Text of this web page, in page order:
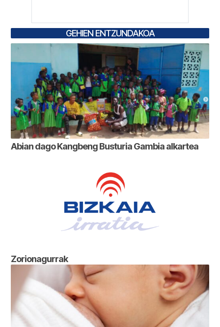
GEHIEN ENTZUNDAKOA
Abian dago Kangbeng Busturia Gambia alkartea
Zorionagurrak